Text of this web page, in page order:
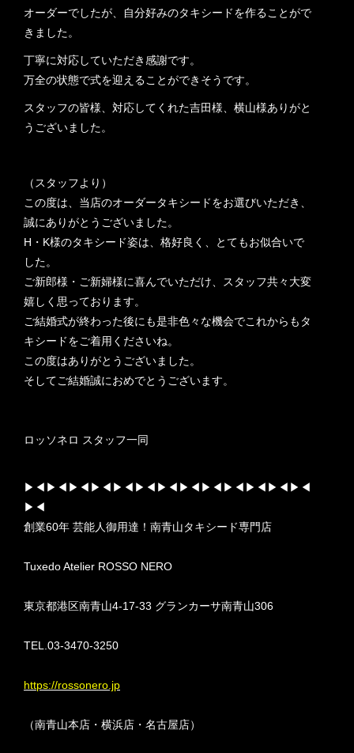
オーダーでしたが、自分好みのタキシードを作ることがで
きました。
丁寧に対応していただき感謝です。
万全の状態で式を迎えることができそうです。
スタッフの皆様、対応してくれた吉田様、横山様ありがと
うございました。
（スタッフより）
この度は、当店のオーダータキシードをお選びいただき、
誠にありがとうございました。
H・K様のタキシード姿は、格好良く、とてもお似合いで
した。
ご新郎様・ご新婦様に喜んでいただけ、スタッフ共々大変
嬉しく思っております。
ご結婚式が終わった後にも是非色々な機会でこれからもタ
キシードをご着用くださいね。
この度はありがとうございました。
そしてご結婚誠におめでとうございます。
ロッソネロ スタッフ一同
▶︎◀︎▶︎◀︎▶︎◀︎▶︎◀︎▶︎◀︎▶︎◀︎▶︎◀︎▶︎◀︎▶︎◀︎▶︎◀︎▶︎◀︎▶︎◀︎▶︎◀︎
▶︎◀︎
創業60年 芸能人御用達！南青山タキシード専門店
Tuxedo Atelier ROSSO NERO
東京都港区南青山4-17-33 グランカーサ南青山306
TEL.03-3470-3250
https://rossonero.jp
（南青山本店・横浜店・名古屋店）​​​​​​​